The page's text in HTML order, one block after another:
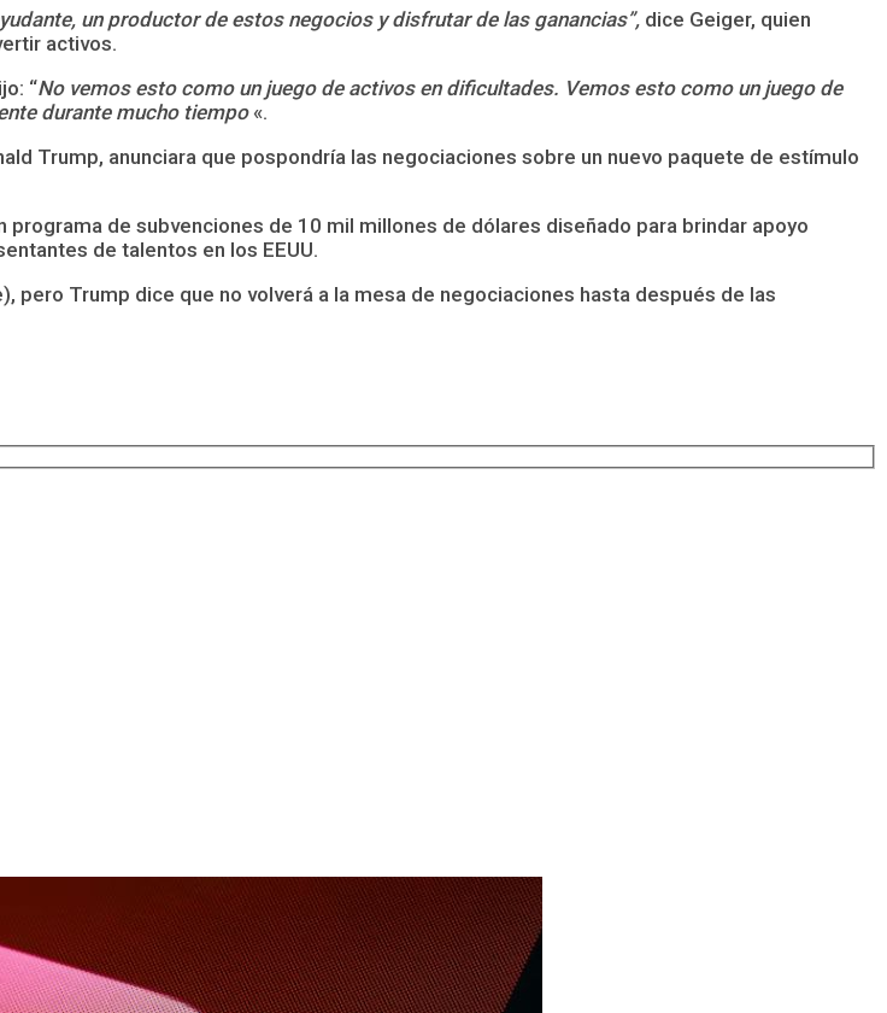
un productor de estos negocios y disfrutar de las ganancias”, dice Geiger, quien
activos.
“No vemos esto como un juego de activos en dificultades. Vemos esto como un juego de
durante mucho tiempo«.
Trump, anunciara que pospondría las negociaciones sobre un nuevo paquete de estímulo
programa de subvenciones de 10 mil millones de dólares diseñado para brindar apoyo
de talentos en los EEUU.
Trump dice que no volverá a la mesa de negociaciones hasta después de las